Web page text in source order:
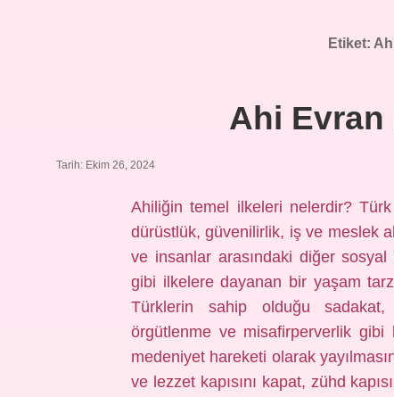
Etiket:
Ahi
Tarih: Ekim 26, 2024
Ahiliğin temel ilkeleri nelerdir?
dürüstlük, güvenilirlik, iş ve meslek
ve insanlar arasındaki diğer
gibi ilkelere dayanan bir yaşam
Türklerin sahip olduğu sadakat,
örgütlenme ve misafirperverlik gibi
medeniyet hareketi olarak
ve lezzet kapısını kapat, zühd